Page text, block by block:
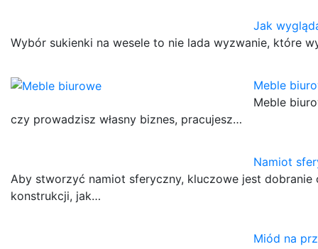
Jak
Wybór sukienki na wesele to nie lada wyzwanie, które
Meble
Meble
czy prowadzisz własny biznes, pracujesz…
Namiot
Aby stworzyć namiot sferyczny, kluczowe jest
konstrukcji, jak…
Miód na